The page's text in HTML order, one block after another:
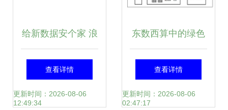
给新数据安个家 浪
潮AS13000G5存储
撑起EB级弹性融合
查看详情
更新时间：2026-08-06
12:49:34
东数西算中的绿色
智算数据中心 数据
处理与存储服务的
查看详情
更新时间：2026-08-06
02:47:17